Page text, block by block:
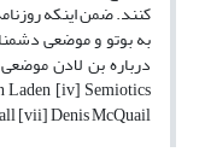
کنند. ضمن اینکه
به بوتو و موضعی
[iv] Semiotics
[vii] Denis McQuail